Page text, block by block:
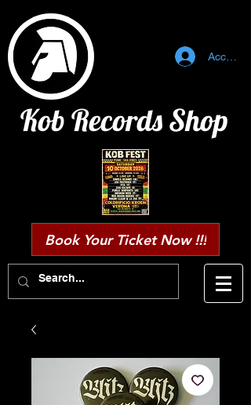
Accedi
Kob Records Shop
Book Your Ticket Now !!!